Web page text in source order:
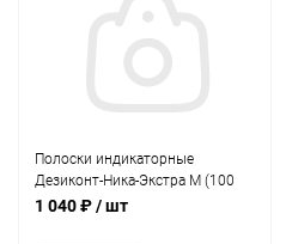
Полоски индикаторные
Дезиконт-Ника-Экстра М (100
шт.)
1 040 ₽/ шт